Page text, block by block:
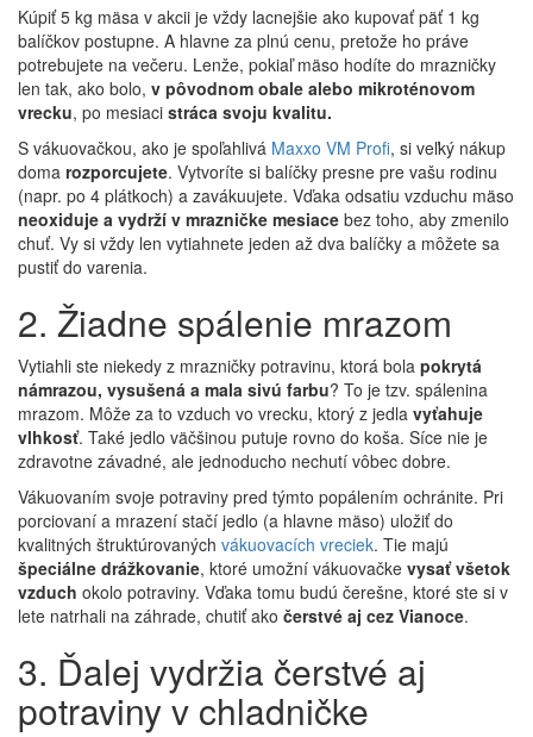
Kúpiť 5 kg mäsa v akcii je vždy lacnejšie ako kupovať päť 1 kg
balíčkov postupne. A hlavne za plnú cenu, pretože ho práve
potrebujete na večeru. Lenže, pokiaľ mäso hodíte do mrazničky
len tak, ako bolo, v pôvodnom obale alebo mikroténovom
vrecku, po mesiaci stráca svoju kvalitu.
S vákuovačkou, ako je spoľahlivá Maxxo VM Profi, si veľký nákup
doma rozporcujete. Vytvoríte si balíčky presne pre vašu rodinu
(napr. po 4 plátkoch) a zavákuujete. Vďaka odsatiu vzduchu mäso
neoxiduje a vydrží v mrazničke mesiace bez toho, aby zmenilo
chuť. Vy si vždy len vytiahnete jeden až dva balíčky a môžete sa
pustiť do varenia.
2. Žiadne spálenie mrazom
Vytiahli ste niekedy z mrazničky potravinu, ktorá bola pokrytá
námrazou, vysušená a mala sivú farbu? To je tzv. spálenina
mrazom. Môže za to vzduch vo vrecku, ktorý z jedla vyťahuje
vlhkosť. Také jedlo väčšinou putuje rovno do koša. Síce nie je
zdravotne závadné, ale jednoducho nechutí vôbec dobre.
Vákuovaním svoje potraviny pred týmto popálením ochránite. Pri
porciovaní a mrazení stačí jedlo (a hlavne mäso) uložiť do
kvalitných štruktúrovaných vákuovacích vreciek. Tie majú
špeciálne drážkovanie, ktoré umožní vákuovačke vysať všetok
vzduch okolo potraviny. Vďaka tomu budú čerešne, ktoré ste si v
lete natrhali na záhrade, chutiť ako čerstvé aj cez Vianoce.
3. Ďalej vydržia čerstvé aj
potraviny v chladničke